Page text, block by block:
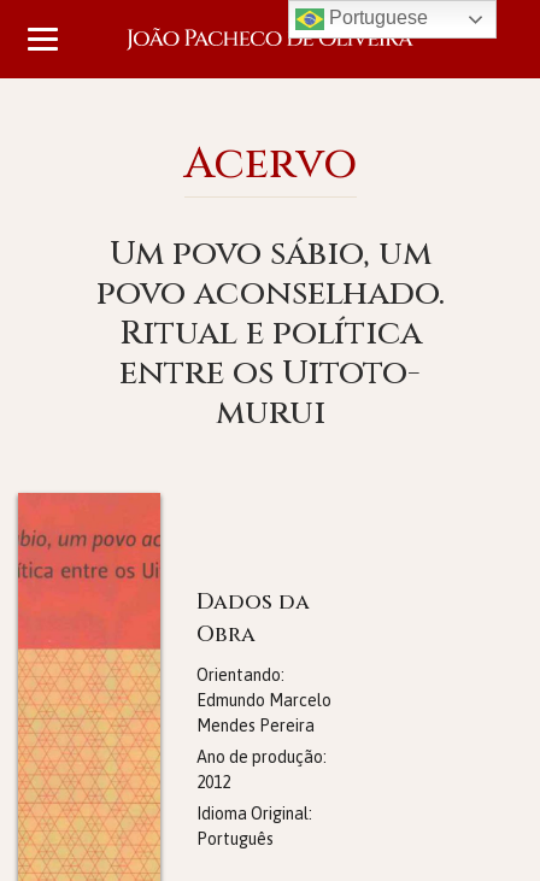
Acervo
Um povo sábio, um
povo aconselhado.
Ritual e política
entre os Uitoto-
murui
Dados da
Obra
Orientando:
Edmundo Marcelo
Mendes Pereira
Ano de produção:
2012
Idioma Original:
Português
Portuguese